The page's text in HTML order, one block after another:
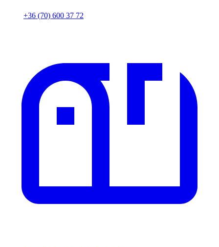
+36 (70) 600 37 72